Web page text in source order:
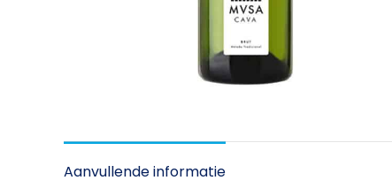
Aanvullende informatie